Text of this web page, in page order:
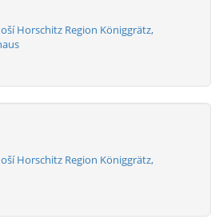
Horschitz Region Königgrätz,
Horschitz Region Königgrätz,